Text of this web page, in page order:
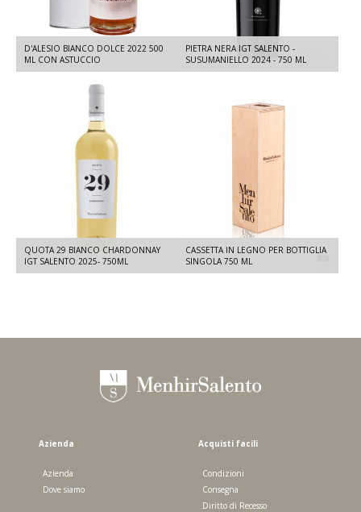
D'ALESIO BIANCO DOLCE 2022 500
ML CON ASTUCCIO
PIETRA NERA IGT SALENTO -
SUSUMANIELLO 2024 - 750 ML
QUOTA 29 BIANCO CHARDONNAY
IGT SALENTO 2025- 750ML
CASSETTA IN LEGNO PER BOTTIGLIA
SINGOLA 750 ML
Azienda
Azienda
Dove siamo
Acquisti facili
Condizioni
Consegna
Diritto di Recesso